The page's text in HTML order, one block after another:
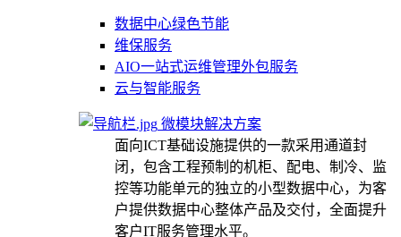
数据中心绿色节能
维保服务
AIO一站式运维管理外包服务
云与智能服务
微模块解决方案
面向ICT基础设施提供的一款采用通道封
闭，包含工程预制的机柜、配电、制冷、监
控等功能单元的独立的小型数据中心，为客
户提供数据中心整体产品及交付，全面提升
客户IT服务管理水平。